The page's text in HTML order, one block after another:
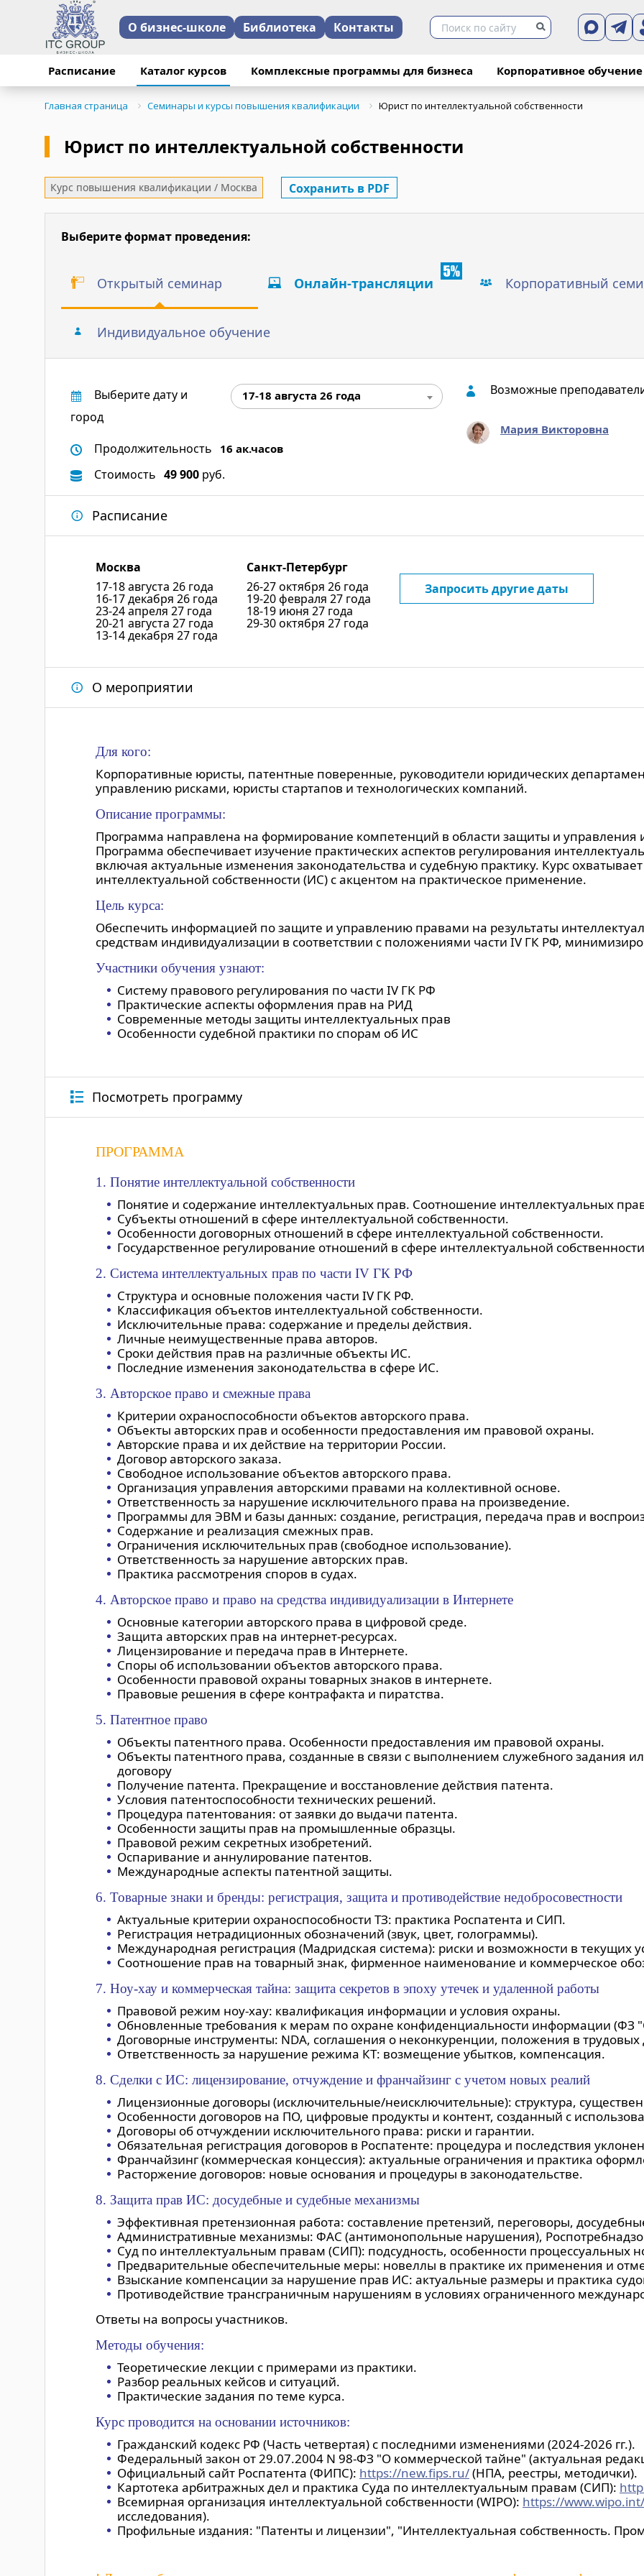
О бизнес-школе Библиотека Контакты
Расписание Каталог курсов Комплексные программы для бизнеса Корпоративное обучение
Главная страница Семинары и курсы повышения квалификации Юрист по интеллектуальной собственности
Юрист по интеллектуальной собственности
Курс повышения квалификации / Москва Сохранить в PDF
Выберите формат проведения:
Открытый семинар Онлайн-трансляции Корпоративный
Индивидуальное обучение
Выберите дату и
город
17-18 августа 26 года
Продолжительность 16 ак.часов
Стоимость 49 900 руб.
Возможные
Мария Викторовна
Расписание
Москва
17-18 августа 26 года
16-17 декабря 26 года
23-24 апреля 27 года
20-21 августа 27 года
13-14 декабря 27 года
Санкт-Петербург
26-27 октября 26 года
19-20 февраля 27 года
18-19 июня 27 года
29-30 октября 27 года
Запросить другие даты
О мероприятии
Для кого:
Корпоративные юристы, патентные поверенные, руководители юридических
управлению рисками, юристы стартапов и технологических компаний.
Описание программы:
Программа направлена на формирование компетенций в области защиты и управления
Программа обеспечивает изучение практических аспектов регулирования
включая актуальные изменения законодательства и судебную практику. Курс
интеллектуальной собственности (ИС) с акцентом на практическое применение.
Цель курса:
Обеспечить информацией по защите и управлению правами на результаты
средствам индивидуализации в соответствии с положениями части IV ГК РФ,
Участники обучения узнают:
Систему правового регулирования по части IV ГК РФ
Практические аспекты оформления прав на РИД
Современные методы защиты интеллектуальных прав
Особенности судебной практики по спорам об ИС
Посмотреть программу
ПРОГРАММА
1. Понятие интеллектуальной собственности
Понятие и содержание интеллектуальных прав. Соотношение интеллектуальных
Субъекты отношений в сфере интеллектуальной собственности.
Особенности договорных отношений в сфере интеллектуальной собственности.
Государственное регулирование отношений в сфере интеллектуальной
2. Система интеллектуальных прав по части IV ГК РФ
Структура и основные положения части IV ГК РФ.
Классификация объектов интеллектуальной собственности.
Исключительные права: содержание и пределы действия.
Личные неимущественные права авторов.
Сроки действия прав на различные объекты ИС.
Последние изменения законодательства в сфере ИС.
3. Авторское право и смежные права
Критерии охраноспособности объектов авторского права.
Объекты авторских прав и особенности предоставления им правовой охраны.
Авторские права и их действие на территории России.
Договор авторского заказа.
Свободное использование объектов авторского права.
Организация управления авторскими правами на коллективной основе.
Ответственность за нарушение исключительного права на произведение.
Программы для ЭВМ и базы данных: создание, регистрация, передача прав и
Содержание и реализация смежных прав.
Ограничения исключительных прав (свободное использование).
Ответственность за нарушение авторских прав.
Практика рассмотрения споров в судах.
4. Авторское право и право на средства индивидуализации в Интернете
Основные категории авторского права в цифровой среде.
Защита авторских прав на интернет-ресурсах.
Лицензирование и передача прав в Интернете.
Споры об использовании объектов авторского права.
Особенности правовой охраны товарных знаков в интернете.
Правовые решения в сфере контрафакта и пиратства.
5. Патентное право
Объекты патентного права. Особенности предоставления им правовой охраны.
Объекты патентного права, созданные в связи с выполнением служебного задания
договору
Получение патента. Прекращение и восстановление действия патента.
Условия патентоспособности технических решений.
Процедура патентования: от заявки до выдачи патента.
Особенности защиты прав на промышленные образцы.
Правовой режим секретных изобретений.
Оспаривание и аннулирование патентов.
Международные аспекты патентной защиты.
6. Товарные знаки и бренды: регистрация, защита и противодействие недобросовестности
Актуальные критерии охраноспособности ТЗ: практика Роспатента и СИП.
Регистрация нетрадиционных обозначений (звук, цвет, голограммы).
Международная регистрация (Мадридская система): риски и возможности в текущих
Соотношение прав на товарный знак, фирменное наименование и коммерческое
7. Ноу-хау и коммерческая тайна: защита секретов в эпоху утечек и удаленной работы
Правовой режим ноу-хау: квалификация информации и условия охраны.
Обновленные требования к мерам по охране конфиденциальности информации (ФЗ
Договорные инструменты: NDA, соглашения о неконкуренции, положения в трудовых
Ответственность за нарушение режима КТ: возмещение убытков, компенсация.
8. Сделки с ИС: лицензирование, отчуждение и франчайзинг с учетом новых реалий
Лицензионные договоры (исключительные/неисключительные): структура,
Особенности договоров на ПО, цифровые продукты и контент, созданный с
Договоры об отчуждении исключительного права: риски и гарантии.
Обязательная регистрация договоров в Роспатенте: процедура и последствия
Франчайзинг (коммерческая концессия): актуальные ограничения и практика
Расторжение договоров: новые основания и процедуры в законодательстве.
8. Защита прав ИС: досудебные и судебные механизмы
Эффективная претензионная работа: составление претензий, переговоры,
Административные механизмы: ФАС (антимонопольные нарушения),
Суд по интеллектуальным правам (СИП): подсудность, особенности процессуальных
Предварительные обеспечительные меры: новеллы в практике их применения и
Взыскание компенсации за нарушение прав ИС: актуальные размеры и практика
Противодействие трансграничным нарушениям в условиях ограниченного
Ответы на вопросы участников.
Методы обучения:
Теоретические лекции с примерами из практики.
Разбор реальных кейсов и ситуаций.
Практические задания по теме курса.
Курс проводится на основании источников:
Гражданский кодекс РФ (Часть четвертая) с последними изменениями (2024-2026 гг.).
Федеральный закон от 29.07.2004 N 98-ФЗ "О коммерческой тайне" (актуальная
Официальный сайт Роспатента (ФИПС): https://new.fips.ru/(НПА, реестры, методички).
Картотека арбитражных дел и практика Суда по интеллектуальным правам (СИП):
Всемирная организация интеллектуальной собственности (WIPO): https://www.wipo.int/
исследования).
Профильные издания: "Патенты и лицензии", "Интеллектуальная собственность.